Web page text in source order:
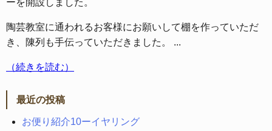
ーを開設しました。
陶芸教室に通われるお客様にお願いして棚を作っていただ
き、陳列も手伝っていただきました。 ...
（続きを読む）
最近の投稿
お便り紹介10ーイヤリング